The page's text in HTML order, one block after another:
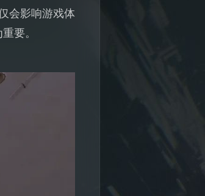
会影响游戏体
要。